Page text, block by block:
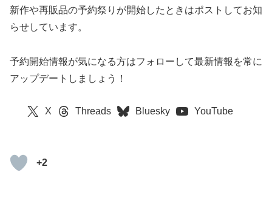
新作や再販品の予約祭りが開始したときはポストしてお知
らせしています。
予約開始情報が気になる方はフォローして最新情報を常に
アップデートしましょう！
X Threads Bluesky YouTube
+2